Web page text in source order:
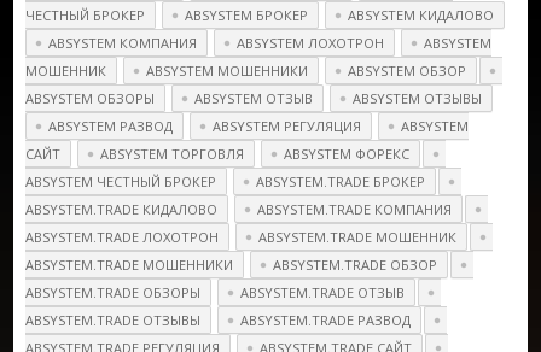
ЧЕСТНЫЙ БРОКЕР
ABSYSTEM БРОКЕР
ABSYSTEM КИДАЛОВО
ABSYSTEM КОМПАНИЯ
ABSYSTEM ЛОХОТРОН
ABSYSTEM
МОШЕННИК
ABSYSTEM МОШЕННИКИ
ABSYSTEM ОБЗОР
ABSYSTEM ОБЗОРЫ
ABSYSTEM ОТЗЫВ
ABSYSTEM ОТЗЫВЫ
ABSYSTEM РАЗВОД
ABSYSTEM РЕГУЛЯЦИЯ
ABSYSTEM
САЙТ
ABSYSTEM ТОРГОВЛЯ
ABSYSTEM ФОРЕКС
ABSYSTEM ЧЕСТНЫЙ БРОКЕР
ABSYSTEM.TRADE БРОКЕР
ABSYSTEM.TRADE КИДАЛОВО
ABSYSTEM.TRADE КОМПАНИЯ
ABSYSTEM.TRADE ЛОХОТРОН
ABSYSTEM.TRADE МОШЕННИК
ABSYSTEM.TRADE МОШЕННИКИ
ABSYSTEM.TRADE ОБЗОР
ABSYSTEM.TRADE ОБЗОРЫ
ABSYSTEM.TRADE ОТЗЫВ
ABSYSTEM.TRADE ОТЗЫВЫ
ABSYSTEM.TRADE РАЗВОД
ABSYSTEM.TRADE РЕГУЛЯЦИЯ
ABSYSTEM.TRADE САЙТ